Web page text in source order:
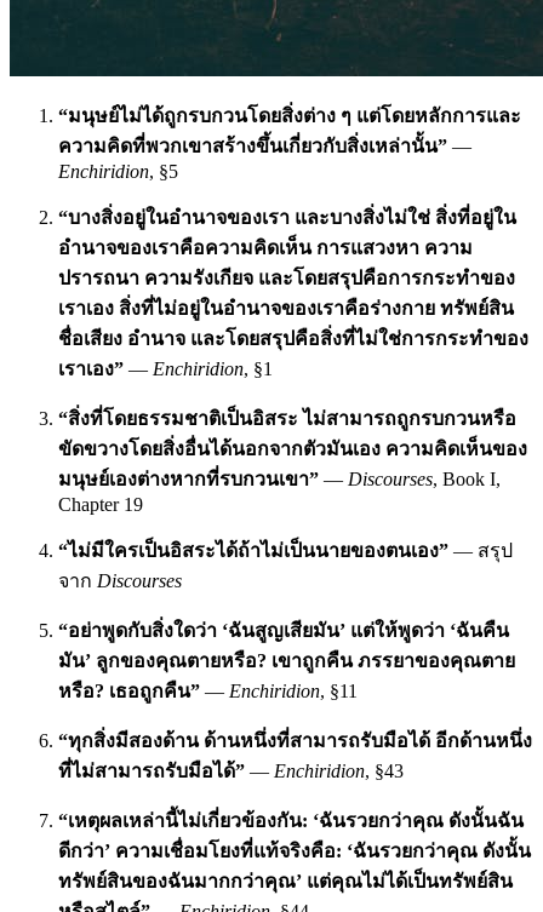
“มนุษย์ไม่ได้ถูกรบกวนโดยสิ่งต่าง ๆ แต่โดยหลักการและ
ความคิดที่พวกเขาสร้างขึ้นเกี่ยวกับสิ่งเหล่านั้น” —
Enchiridion, §5
“บางสิ่งอยู่ในอำนาจของเรา และบางสิ่งไม่ใช่ สิ่งที่อยู่ใน
อำนาจของเราคือความคิดเห็น การแสวงหา ความ
ปรารถนา ความรังเกียจ และโดยสรุปคือการกระทำของ
เราเอง สิ่งที่ไม่อยู่ในอำนาจของเราคือร่างกาย ทรัพย์สิน
ชื่อเสียง อำนาจ และโดยสรุปคือสิ่งที่ไม่ใช่การกระทำของ
เราเอง” — Enchiridion, §1
“สิ่งที่โดยธรรมชาติเป็นอิสระ ไม่สามารถถูกรบกวนหรือ
ขัดขวางโดยสิ่งอื่นได้นอกจากตัวมันเอง ความคิดเห็นของ
มนุษย์เองต่างหากที่รบกวนเขา” — Discourses, Book I,
Chapter 19
“ไม่มีใครเป็นอิสระได้ถ้าไม่เป็นนายของตนเอง” — สรุป
จาก Discourses
“อย่าพูดกับสิ่งใดว่า ‘ฉันสูญเสียมัน’ แต่ให้พูดว่า ‘ฉันคืน
มัน’ ลูกของคุณตายหรือ? เขาถูกคืน ภรรยาของคุณตาย
หรือ? เธอถูกคืน” — Enchiridion, §11
“ทุกสิ่งมีสองด้าน ด้านหนึ่งที่สามารถรับมือได้ อีกด้านหนึ่ง
ที่ไม่สามารถรับมือได้” — Enchiridion, §43
“เหตุผลเหล่านี้ไม่เกี่ยวข้องกัน: ‘ฉันรวยกว่าคุณ ดังนั้นฉัน
ดีกว่า’ ความเชื่อมโยงที่แท้จริงคือ: ‘ฉันรวยกว่าคุณ ดังนั้น
ทรัพย์สินของฉันมากกว่าคุณ’ แต่คุณไม่ได้เป็นทรัพย์สิน